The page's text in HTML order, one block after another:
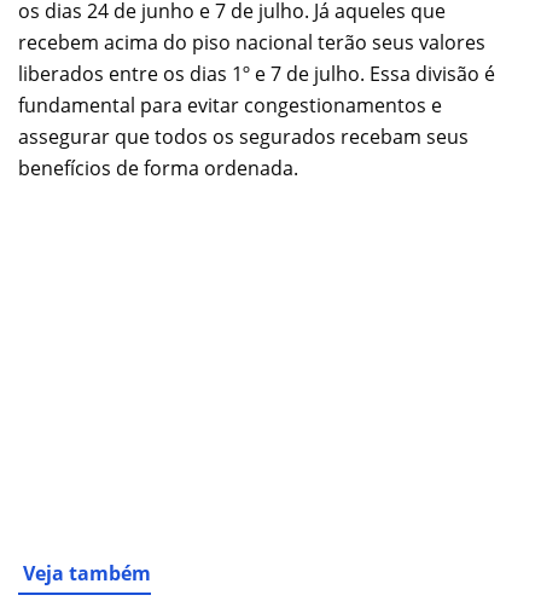
os dias 24 de junho e 7 de julho. Já aqueles que
recebem acima do piso nacional terão seus valores
liberados entre os dias 1º e 7 de julho. Essa divisão é
fundamental para evitar congestionamentos e
assegurar que todos os segurados recebam seus
benefícios de forma ordenada.
Veja também